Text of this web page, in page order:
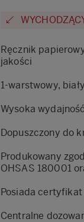
Ręcznik
jakości
1-warstwowy, biały
Wysoka
Dopuszczony do
Produkowany
OHSAS 180001
Posiada certyfikat
Centralne